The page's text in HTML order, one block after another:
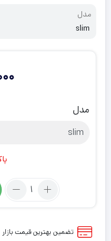
مدل
slim
مدل
تعداد:
PS4
تضمین بهترین قیمت بازار